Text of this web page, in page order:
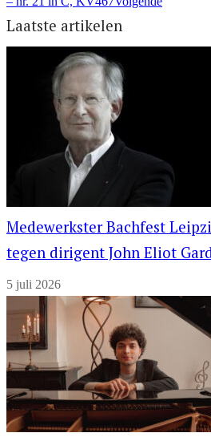
Laatste artikelen
Medewerkster Bachfest
tegen dirigent John Eliot
5 juli 2026